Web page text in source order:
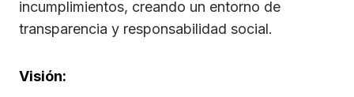
incumplimientos, creando un entorno de
transparencia y responsabilidad social.
Visión: